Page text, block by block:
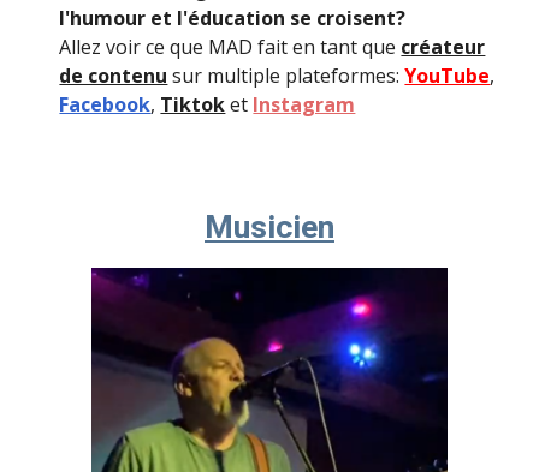
l'humour et l'éducation se croisent?
Allez voir ce que MAD fait en tant que créateur
de contenu sur multiple plateformes:YouTube,
Facebook, Tiktoket Instagram
Musicien